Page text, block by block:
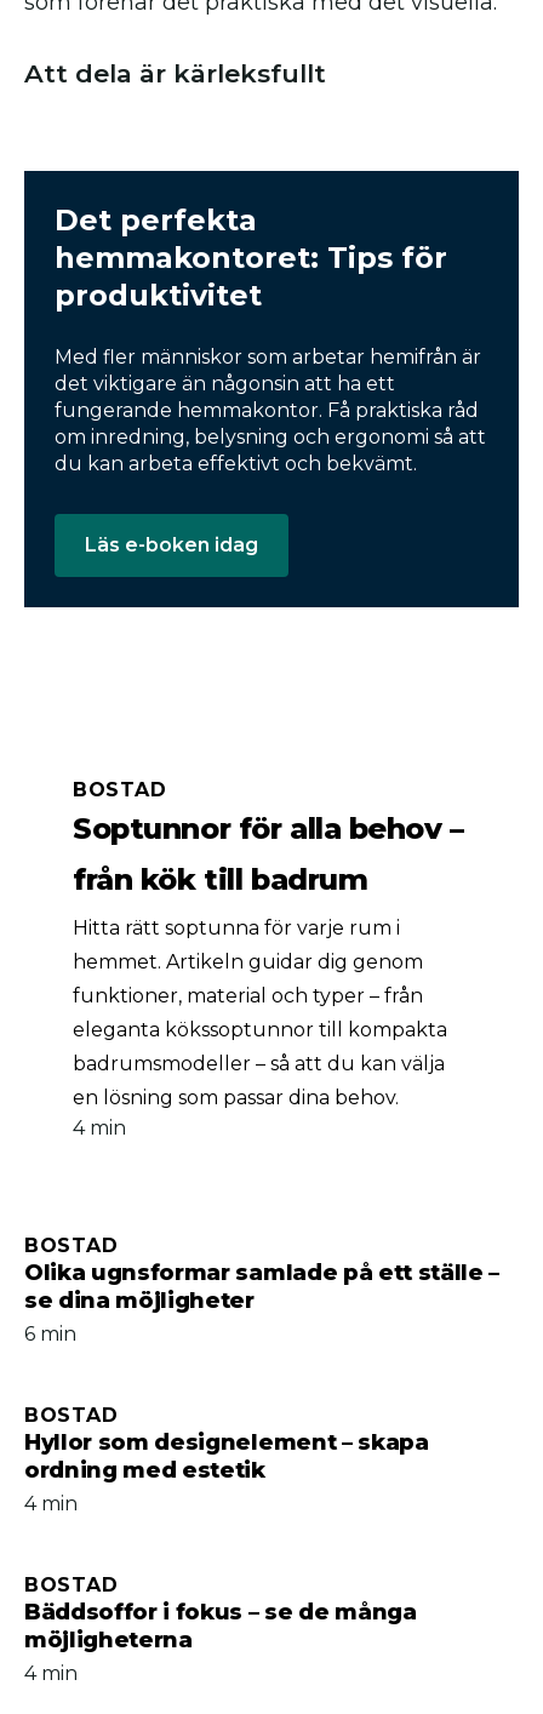
Att dela är kärleksfullt
Det perfekta
hemmakontoret: Tips för
produktivitet
Med fler människor som arbetar hemifrån är
det viktigare än någonsin att ha ett
fungerande hemmakontor. Få praktiska råd
om inredning, belysning och ergonomi så att
du kan arbeta effektivt och bekvämt.
Läs e-boken idag
Soptunnor för alla behov –
från kök till badrum
BOSTAD
4 min
Hitta rätt soptunna för varje rum i
hemmet. Artikeln guidar dig genom
funktioner, material och typer – från
eleganta kökssoptunnor till kompakta
badrumsmodeller – så att du kan välja
en lösning som passar dina behov.
Olika ugnsformar samlade på ett ställe –
se dina möjligheter
BOSTAD
6 min
Hyllor som designelement – skapa
ordning med estetik
BOSTAD
4 min
Bäddsoffor i fokus – se de många
möjligheterna
BOSTAD
4 min